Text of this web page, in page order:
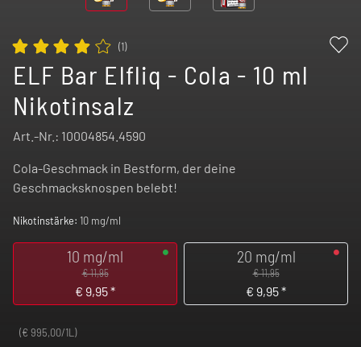
(1)
ELF Bar Elfliq - Cola - 10 ml
Nikotinsalz
Art.-Nr.: 10004854.4590
Cola-Geschmack in Bestform, der deine
Geschmacksknospen belebt!
Nikotinstärke: 10 mg/ml
10 mg/ml
€ 11,95
€ 9,95*
20 mg/ml
€ 11,95
€ 9,95*
(€ 995,00/1L)